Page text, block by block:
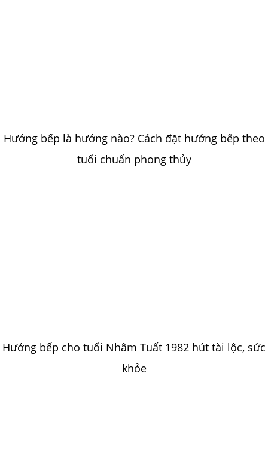
Hướng bếp là hướng nào? Cách đặt hướng bếp theo
tuổi chuẩn phong thủy
Hướng bếp cho tuổi Nhâm Tuất 1982 hút tài lộc, sức
khỏe